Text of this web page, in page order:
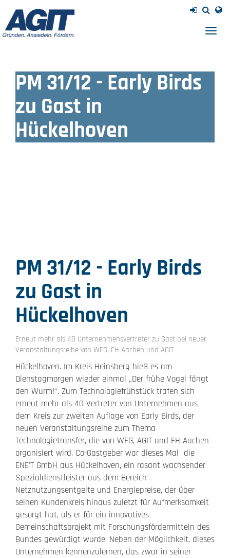
PM 31/12 - Early Birds
zu Gast in
Hückelhoven
PM 31/12 - Early Birds
zu Gast in
Hückelhoven
Erneut mehr als 40 Unternehmensvertreter zu Gast bei neuer
Veranstaltungsreihe von WFG, FH Aachen und AGIT
Hückelhoven. Im Kreis Heinsberg hieß es am
Dienstagmorgen wieder einmal „Der frühe Vogel fängt
den Wurm!“. Zum Technologiefrühstück trafen sich
erneut mehr als 40 Vertreter von Unternehmen aus
dem Kreis zur zweiten Auflage von Early Birds, der
neuen Veranstaltungsreihe zum Thema
Technologietransfer, die von WFG, AGIT und FH Aachen
organisiert wird. Co-Gastgeber war dieses Mal die
ENE'T GmbH aus Hückelhoven, ein rasant wachsender
Spezialdienstleister aus dem Bereich
Netznutzungsentgelte und Energiepreise, der über
seinen Kundenkreis hinaus zuletzt für Aufmerksamkeit
gesorgt hat, als er für ein innovatives
Gemeinschaftsprojekt mit Forschungsfördermitteln des
Bundes gewürdigt wurde. Neben der Möglichkeit, dieses
Unternehmen kennenzulernen, das zwar in seiner